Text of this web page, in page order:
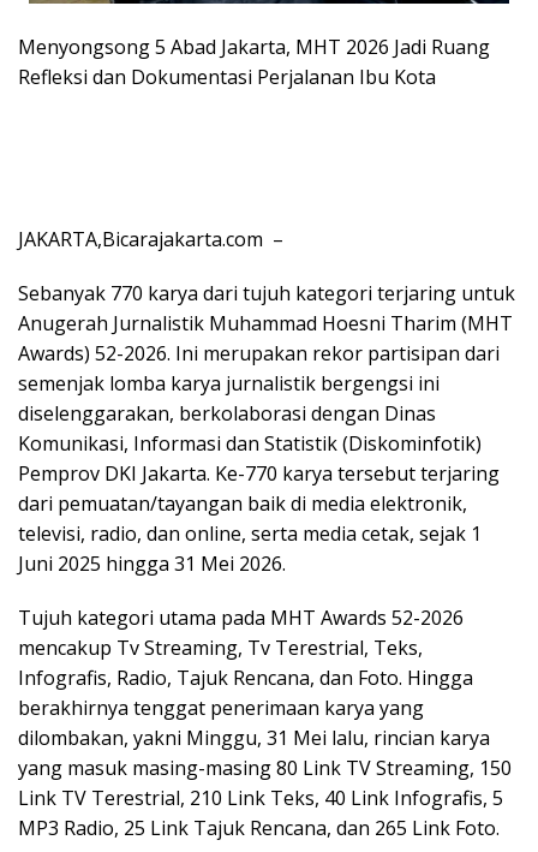
Menyongsong 5 Abad Jakarta, MHT 2026 Jadi Ruang
Refleksi dan Dokumentasi Perjalanan Ibu Kota
JAKARTA,Bicarajakarta.com –
Sebanyak 770 karya dari tujuh kategori terjaring untuk
Anugerah Jurnalistik Muhammad Hoesni Tharim (MHT
Awards) 52-2026. Ini merupakan rekor partisipan dari
semenjak lomba karya jurnalistik bergengsi ini
diselenggarakan, berkolaborasi dengan Dinas
Komunikasi, Informasi dan Statistik (Diskominfotik)
Pemprov DKI Jakarta. Ke-770 karya tersebut terjaring
dari pemuatan/tayangan baik di media elektronik,
televisi, radio, dan online, serta media cetak, sejak 1
Juni 2025 hingga 31 Mei 2026.
Tujuh kategori utama pada MHT Awards 52-2026
mencakup Tv Streaming, Tv Terestrial, Teks,
Infografis, Radio, Tajuk Rencana, dan Foto. Hingga
berakhirnya tenggat penerimaan karya yang
dilombakan, yakni Minggu, 31 Mei lalu, rincian karya
yang masuk masing-masing 80 Link TV Streaming, 150
Link TV Terestrial, 210 Link Teks, 40 Link Infografis, 5
MP3 Radio, 25 Link Tajuk Rencana, dan 265 Link Foto.